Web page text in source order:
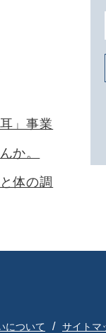
」事業
か。
体の調
について サイトマ